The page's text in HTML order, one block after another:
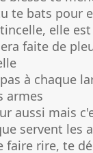
te bats pour
elle
faite de
à chaque
armes
aussi mais
servent les
faire rire, te